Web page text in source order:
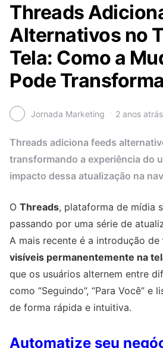
Threads
Alternativos no
Tela: Como a
Pode
Jornada Marketing 2 anos atrás
Threads adiciona feeds
transformando a experiência do
impacto dessa atualização na
O Threads, plataforma de mídia
passando por uma série de
A mais recente é a introdução de
visíveis permanentemente na
que os usuários alternem entre
como “Seguindo”, “Para Você” e
de forma rápida e intuitiva.
Automatize seu